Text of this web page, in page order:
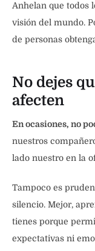
Anhelan que todos
visión del mundo.
de personas
No dejes
afecten
En ocasiones, no
nuestros
lado nuestro en la
Tampoco es
silencio. Mejor,
tienes porque
expectativas ni